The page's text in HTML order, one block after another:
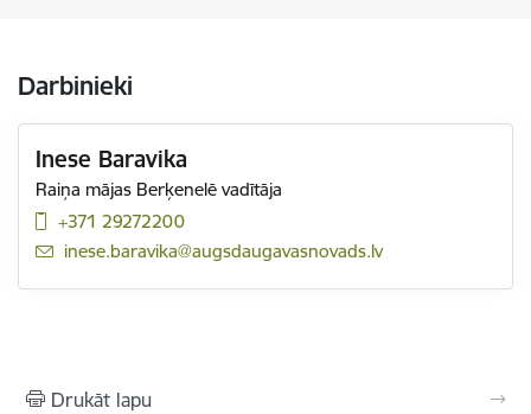
Darbinieki
Inese Baravika
Raiņa mājas Berķenelē vadītāja
+371 29272200
E-pasts:
inese.baravika@augsdaugavasnovads.lv
Drukāt lapu